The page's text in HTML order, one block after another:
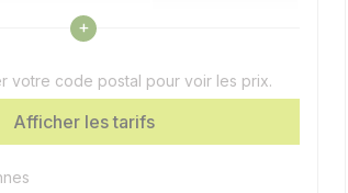
Voir les caractéristiques
+
votre code postal pour voir les prix.
Afficher les tarifs